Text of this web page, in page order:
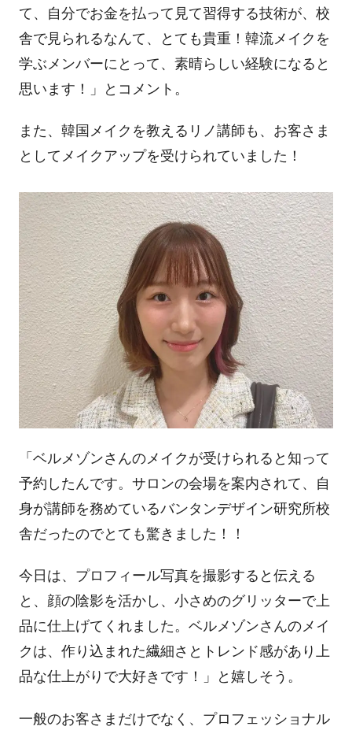
て、自分でお金を払って見て習得する技術が、校
舎で見られるなんて、とても貴重！韓流メイクを
学ぶメンバーにとって、素晴らしい経験になると
思います！」とコメント。
また、韓国メイクを教えるリノ講師も、お客さま
としてメイクアップを受けられていました！
「ベルメゾンさんのメイクが受けられると知って
予約したんです。サロンの会場を案内されて、自
身が講師を務めているバンタンデザイン研究所校
舎だったのでとても驚きました！！
今日は、プロフィール写真を撮影すると伝える
と、顔の陰影を活かし、小さめのグリッターで上
品に仕上げてくれました。ベルメゾンさんのメイ
クは、作り込まれた繊細さとトレンド感があり上
品な仕上がりで大好きです！」と嬉しそう。
一般のお客さまだけでなく、プロフェッショナル